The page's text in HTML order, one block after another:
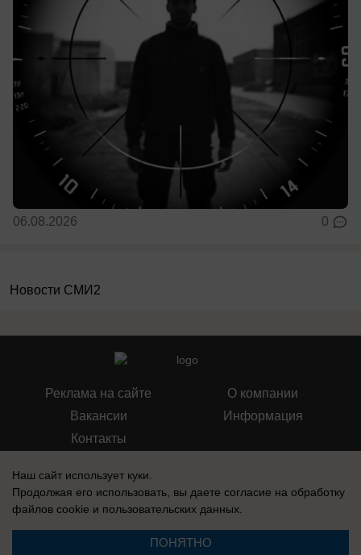
06.08.2026 0
Новости СМИ2
Реклама на сайте
Вакансии
Контакты
О компании
Информация
Федеральной службой по надзору в сфере связи, информационных
технологий и массовых коммуникаций (Роскомнадзор) 19 июля 2019 г.
Наш сайт использует куки.
Продолжая его использовать, вы даете согласие на обработку
файлов cookie и пользовательских данных.
ПОНЯТНО